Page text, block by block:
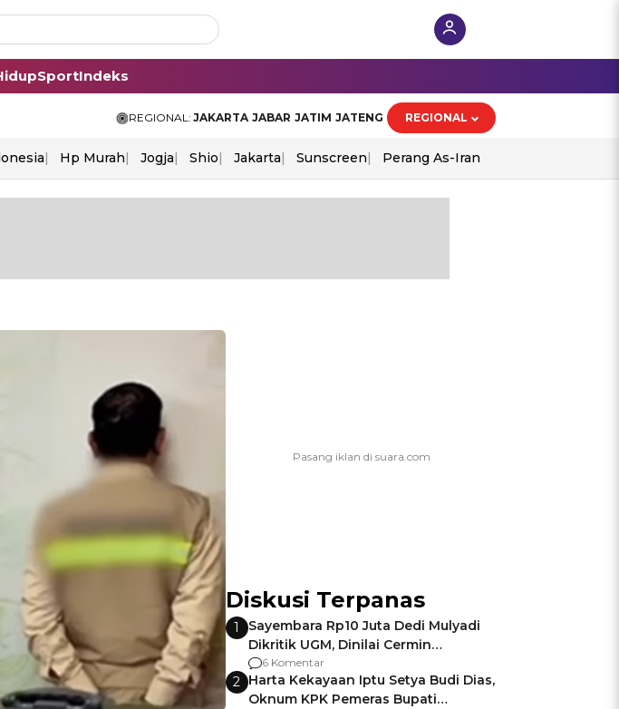
SportIndeks
REGIONAL: JAKARTA JABAR JATIM JATENG REGIONAL
Hp Murah Jogja Shio Jakarta Sunscreen Perang As-Iran
Diskusi Terpanas
1
Sayembara Rp10 Juta Dedi Mulyadi
Dikritik UGM, Dinilai Cermin
Gagalnya Negara Jamin Keamanan
6 Komentar
2 Harta Kekayaan Iptu Setya Budi Dias,
Oknum KPK Pemeras Bupati